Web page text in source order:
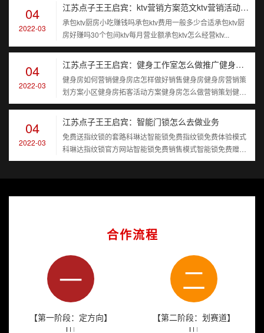
04
2022-03
江苏点子王王启宾：ktv营销方案范文ktv营销活动策划方案ktv市场营销策划方案
承包ktv厨房小吃赚钱吗承包ktv费用一般多少合适承包ktv厨
房好赚吗30个包间ktv每月营业额承包ktv怎么经营ktv...
04
2022-03
江苏点子王王启宾：健身工作室怎么做推广健身吸引人的优惠活动健身活动主题名称
健身房如何营销健身房店怎样做好销售健身房健身房营销策
划方案小区健身房拓客活动方案健身房怎么做营销策划健身
房营销文案
04
2022-03
江苏点子王王启宾：智能门锁怎么去做业务
免费送指纹锁的套路科琳达智能锁免费指纹锁免费体验模式
科琳达指纹锁官方网站智能锁免费销售模式智能锁免费赠送
商业模式
合作流程
一
【第一阶段：定方向】
二
【第二阶段：划赛道】